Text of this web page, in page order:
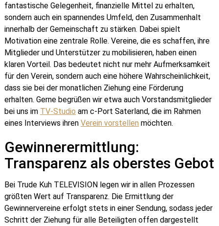
fantastische Gelegenheit, finanzielle Mittel zu erhalten,
sondern auch ein spannendes Umfeld, den Zusammenhalt
innerhalb der Gemeinschaft zu stärken. Dabei spielt
Motivation eine zentrale Rolle. Vereine, die es schaffen, ihre
Mitglieder und Unterstützer zu mobilisieren, haben einen
klaren Vorteil. Das bedeutet nicht nur mehr Aufmerksamkeit
für den Verein, sondern auch eine höhere Wahrscheinlichkeit,
dass sie bei der monatlichen Ziehung eine Förderung
erhalten. Gerne begrüßen wir etwa auch Vorstandsmitglieder
bei uns im TV-Studio am c-Port Saterland, die im Rahmen
eines Interviews ihren Verein vorstellen möchten.
Gewinnerermittlung:
Transparenz als oberstes Gebot
Bei Trude Kuh TELEVISION legen wir in allen Prozessen
größten Wert auf Transparenz. Die Ermittlung der
Gewinnervereine erfolgt stets in einer Sendung, sodass jeder
Schritt der Ziehung für alle Beteiligten offen dargestellt